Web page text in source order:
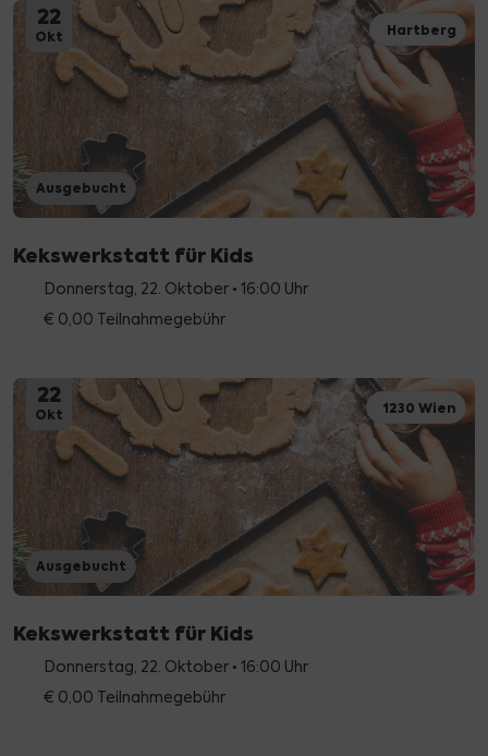
22
Okt Hartberg
Ausgebucht
Kekswerkstatt für Kids
Donnerstag, 22. Oktober • 16:00 Uhr
€ 0,00 Teilnahmegebühr
22
Okt 1230 Wien
Ausgebucht
Kekswerkstatt für Kids
Donnerstag, 22. Oktober • 16:00 Uhr
€ 0,00 Teilnahmegebühr